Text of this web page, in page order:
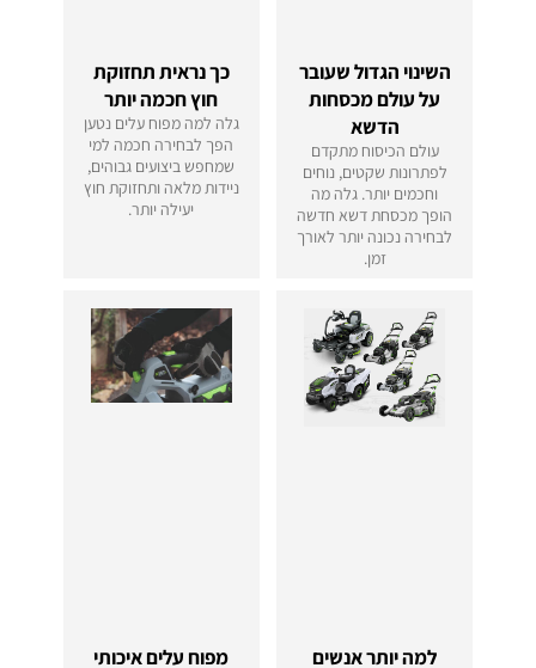
השינוי הגדול שעובר
על עולם מכסחות
הדשא
עולם הכיסוח מתקדם
לפתרונות שקטים, נוחים
וחכמים יותר. גלה מה
הופך מכסחת דשא חדשה
לבחירה נכונה יותר לאורך
זמן.
כך נראית תחזוקת
חוץ חכמה יותר
גלה למה מפוח עלים נטען
הפך לבחירה חכמה למי
שמחפש ביצועים גבוהים,
ניידות מלאה ותחזוקת חוץ
יעילה יותר.
למה יותר אנשים
מפוח עלים איכותי